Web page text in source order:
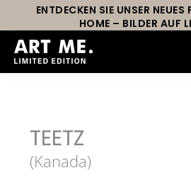
ENTDECKEN SIE UNSER
HOME – BILDER AUF
TEETZ
(Kanada)